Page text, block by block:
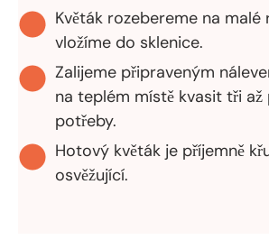
Květák rozebereme na malé
vložíme do sklenice.
Zalijeme připraveným
na teplém místě kvasit tři
potřeby.
Hotový květák je příjemně
osvěžující.